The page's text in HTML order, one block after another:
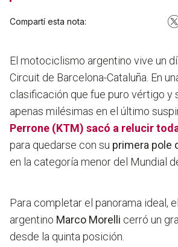
Compartí esta nota:
El motociclismo argentino vive un
Circuit de Barcelona-Cataluña. En
clasificación que fue puro vértigo y
apenas milésimas en el último
Perrone (KTM) sacó a relucir
para quedarse con su primera pole
en la categoría menor del Mundial
Para completar el panorama ideal,
argentino Marco Morelli cerró un
desde la quinta posición.